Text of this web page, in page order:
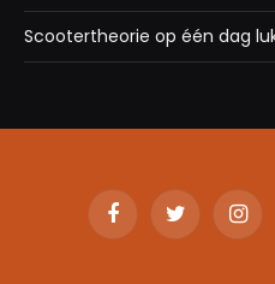
Scootertheorie op één dag
FacebookTwitter